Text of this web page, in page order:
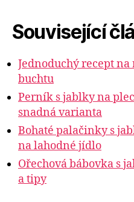
Související
Jednoduchý recept
buchtu
Perník s jablky na
snadná varianta
Bohaté palačinky s
na lahodné jídlo
Ořechová bábovka s
a tipy